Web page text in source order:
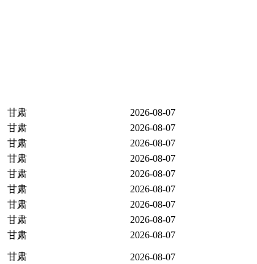
甘肃
2026-08-07
甘肃
2026-08-07
甘肃
2026-08-07
甘肃
2026-08-07
甘肃
2026-08-07
甘肃
2026-08-07
甘肃
2026-08-07
甘肃
2026-08-07
甘肃
2026-08-07
甘肃 2026-08-07